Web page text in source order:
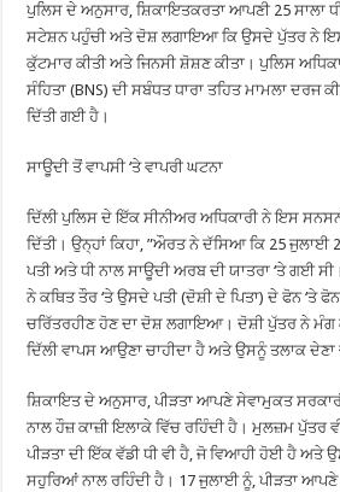
ਪੁਲਿਸ ਦੇ ਅਨੁਸਾਰ, ਸ਼ਿਕਾਇਤਕਰਤਾ ਆਪਣੀ 25 ਸਾਲਾ
ਸਟੇਸ਼ਨ ਪਹੁੰਚੀ ਅਤੇ ਦੋਸ਼ ਲਗਾਇਆ ਕਿ ਉਸਦੇ ਪੁੱਤਰ ਨੇ
ਕੁੱਟਮਾਰ ਕੀਤੀ ਅਤੇ ਜਿਨਸੀ ਸ਼ੋਸ਼ਣ ਕੀਤਾ। ਪੁਲਿਸ
ਸੰਹਿਤਾ (BNS) ਦੀ ਸਬੰਧਤ ਧਾਰਾ ਤਹਿਤ ਮਾਮਲਾ ਦਰਜ
ਦਿੱਤੀ ਗਈ ਹੈ।
ਸਾਊਦੀ ਤੋਂ ਵਾਪਸੀ ‘ਤੇ ਵਾਪਰੀ ਘਟਨਾ
ਦਿੱਲੀ ਪੁਲਿਸ ਦੇ ਇੱਕ ਸੀਨੀਅਰ ਅਧਿਕਾਰੀ ਨੇ ਇਸ
ਦਿੱਤੀ। ਉਨ੍ਹਾਂ ਕਿਹਾ, ”ਔਰਤ ਨੇ ਦੱਸਿਆ ਕਿ 25 ਜੁਲਾਈ
ਪਤੀ ਅਤੇ ਧੀ ਨਾਲ ਸਾਊਦੀ ਅਰਬ ਦੀ ਯਾਤਰਾ ‘ਤੇ ਗਈ
ਨੇ ਕਥਿਤ ਤੌਰ ‘ਤੇ ਉਸਦੇ ਪਤੀ (ਦੋਸ਼ੀ ਦੇ ਪਿਤਾ) ਦੇ ਫੋਨ ‘ਤੇ
ਚਰਿੱਤਰਹੀਣ ਹੋਣ ਦਾ ਦੋਸ਼ ਲਗਾਇਆ। ਦੋਸ਼ੀ ਪੁੱਤਰ ਨੇ ਮੰਗ
ਦਿੱਲੀ ਵਾਪਸ ਆਉਣਾ ਚਾਹੀਦਾ ਹੈ ਅਤੇ ਉਸਨੂੰ ਤਲਾਕ ਦੇਣਾ
ਸ਼ਿਕਾਇਤ ਦੇ ਅਨੁਸਾਰ, ਪੀੜਤਾ ਆਪਣੇ ਸੇਵਾਮੁਕਤ
ਨਾਲ ਹੌਜ਼ ਕਾਜ਼ੀ ਇਲਾਕੇ ਵਿੱਚ ਰਹਿੰਦੀ ਹੈ। ਮੁਲਜ਼ਮ ਪੁੱਤਰ
ਪੀੜਤਾ ਦੀ ਇੱਕ ਵੱਡੀ ਧੀ ਵੀ ਹੈ, ਜੋ ਵਿਆਹੀ ਹੋਈ ਹੈ ਅਤੇ
ਸਹੁਰਿਆਂ ਨਾਲ ਰਹਿੰਦੀ ਹੈ। 17 ਜੁਲਾਈ ਨੂੰ, ਪੀੜਤਾ ਆਪਣੇ